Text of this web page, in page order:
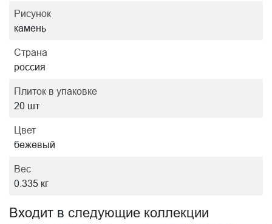
Рисунок
камень
Страна
россия
Плиток в упаковке
20 шт
Цвет
бежевый
Вес
0.335 кг
Входит в следующие коллекции